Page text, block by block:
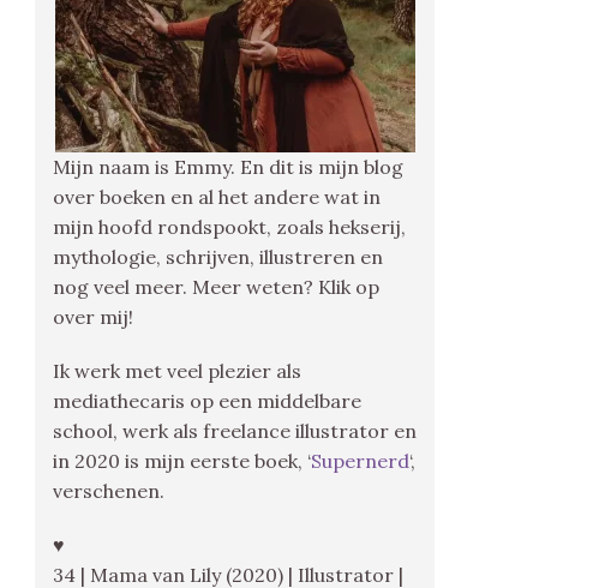
Mijn naam is Emmy. En dit is mijn blog
over boeken en al het andere wat in
mijn hoofd rondspookt, zoals hekserij,
mythologie, schrijven, illustreren en
nog veel meer. Meer weten? Klik op
over mij!
Ik werk met veel plezier als
mediathecaris op een middelbare
school, werk als freelance illustrator en
in 2020 is mijn eerste boek, ‘Supernerd‘,
verschenen.
♥
34 | Mama van Lily (2020) | Illustrator |